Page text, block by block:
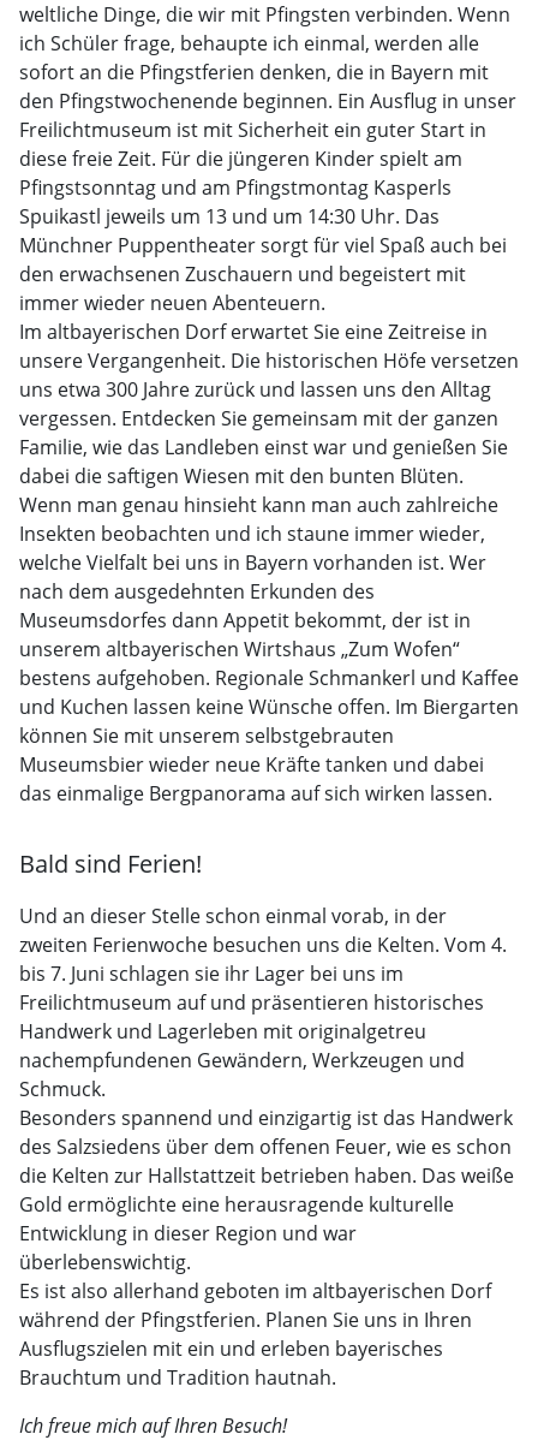
weltliche Dinge, die wir mit Pfingsten verbinden. Wenn
ich Schüler frage, behaupte ich einmal, werden alle
sofort an die Pfingstferien denken, die in Bayern mit
den Pfingstwochenende beginnen. Ein Ausflug in unser
Freilichtmuseum ist mit Sicherheit ein guter Start in
diese freie Zeit. Für die jüngeren Kinder spielt am
Pfingstsonntag und am Pfingstmontag Kasperls
Spuikastl jeweils um 13 und um 14:30 Uhr. Das
Münchner Puppentheater sorgt für viel Spaß auch bei
den erwachsenen Zuschauern und begeistert mit
immer wieder neuen Abenteuern.
Im altbayerischen Dorf erwartet Sie eine Zeitreise in
unsere Vergangenheit. Die historischen Höfe versetzen
uns etwa 300 Jahre zurück und lassen uns den Alltag
vergessen. Entdecken Sie gemeinsam mit der ganzen
Familie, wie das Landleben einst war und genießen Sie
dabei die saftigen Wiesen mit den bunten Blüten.
Wenn man genau hinsieht kann man auch zahlreiche
Insekten beobachten und ich staune immer wieder,
welche Vielfalt bei uns in Bayern vorhanden ist. Wer
nach dem ausgedehnten Erkunden des
Museumsdorfes dann Appetit bekommt, der ist in
unserem altbayerischen Wirtshaus „Zum Wofen“
bestens aufgehoben. Regionale Schmankerl und Kaffee
und Kuchen lassen keine Wünsche offen. Im Biergarten
können Sie mit unserem selbstgebrauten
Museumsbier wieder neue Kräfte tanken und dabei
das einmalige Bergpanorama auf sich wirken lassen.
Bald sind Ferien!
Und an dieser Stelle schon einmal vorab, in der
zweiten Ferienwoche besuchen uns die Kelten. Vom 4.
bis 7. Juni schlagen sie ihr Lager bei uns im
Freilichtmuseum auf und präsentieren historisches
Handwerk und Lagerleben mit originalgetreu
nachempfundenen Gewändern, Werkzeugen und
Schmuck.
Besonders spannend und einzigartig ist das Handwerk
des Salzsiedens über dem offenen Feuer, wie es schon
die Kelten zur Hallstattzeit betrieben haben. Das weiße
Gold ermöglichte eine herausragende kulturelle
Entwicklung in dieser Region und war
überlebenswichtig.
Es ist also allerhand geboten im altbayerischen Dorf
während der Pfingstferien. Planen Sie uns in Ihren
Ausflugszielen mit ein und erleben bayerisches
Brauchtum und Tradition hautnah.
Ich freue mich auf Ihren Besuch!